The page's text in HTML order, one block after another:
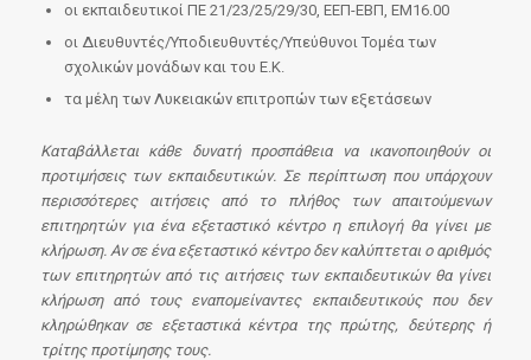
οι εκπαιδευτικοί ΠΕ 21/23/25/29/30, ΕΕΠ-ΕΒΠ, ΕΜ16.00
οι Διευθυντές/Υποδιευθυντές/Υπεύθυνοι Τομέα των
σχολικών μονάδων και του Ε.Κ.
τα μέλη των Λυκειακών επιτροπών των εξετάσεων
Καταβάλλεται κάθε δυνατή προσπάθεια να ικανοποιηθούν οι
προτιμήσεις των εκπαιδευτικών. Σε περίπτωση που υπάρχουν
περισσότερες αιτήσεις από το πλήθος των απαιτούμενων
επιτηρητών για ένα εξεταστικό κέντρο η επιλογή θα γίνει με
κλήρωση. Αν σε ένα εξεταστικό κέντρο δεν καλύπτεται ο αριθμός
των επιτηρητών από τις αιτήσεις των εκπαιδευτικών θα γίνει
κλήρωση από τους εναπομείναντες εκπαιδευτικούς που δεν
κληρώθηκαν σε εξεταστικά κέντρα της πρώτης, δεύτερης ή
τρίτης προτίμησης τους.